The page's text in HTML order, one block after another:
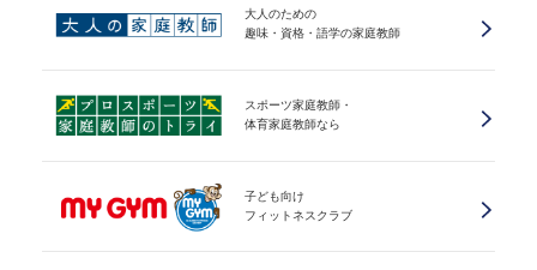
大人のための
趣味・資格・語学の家庭教師
スポーツ家庭教師・
体育家庭教師なら
子ども向け
フィットネスクラブ